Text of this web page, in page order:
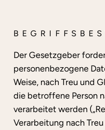
Der Gesetzgeber
personenbezogene
Weise, nach Treu und
die betroffene Person
verarbeitet werden
Verarbeitung nach